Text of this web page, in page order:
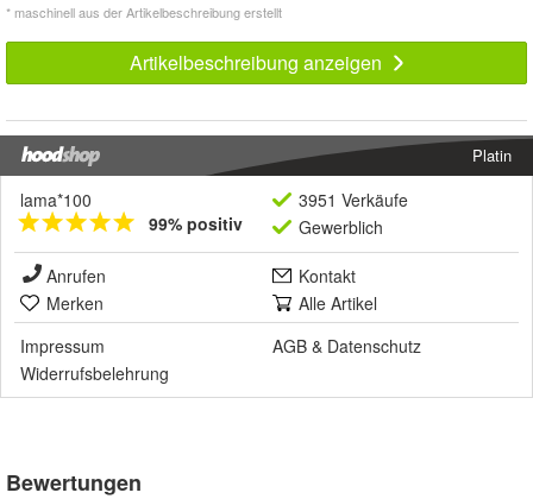
* maschinell aus der Artikelbeschreibung erstellt
Artikelbeschreibung anzeigen
Platin
lama*100
99% positiv
3951 Verkäufe
Gewerblich
Anrufen
Kontakt
Merken
Alle Artikel
Impressum
AGB & Datenschutz
Widerrufsbelehrung
Bewertungen